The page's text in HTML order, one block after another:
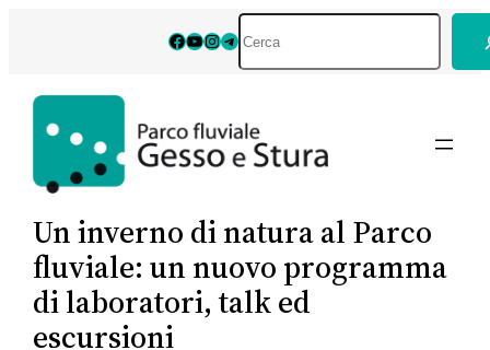
Facebook
YouTube
Instagram
Telegram
Un inverno di natura al Parco
fluviale: un nuovo programma
di laboratori, talk ed
escursioni